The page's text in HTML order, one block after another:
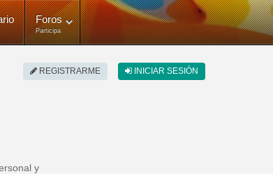
Foros
Participa
REGISTRARME INICIAR SESIÓN
y